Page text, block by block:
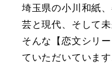
埼玉県の小川和紙
芸と現代、そして
そんな【恋文シリ
ていただいています